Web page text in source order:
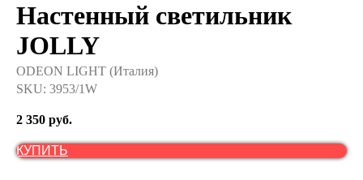
Настенный светильник
JOLLY
ODEON LIGHT (Италия)
SKU: 3953/1W
2 350 руб.
КУПИТЬ